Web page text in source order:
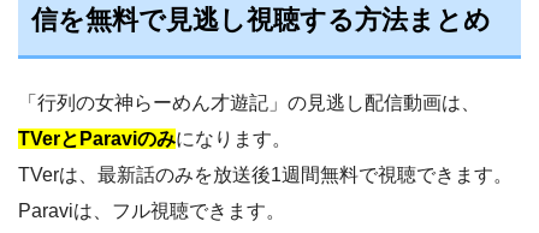
信を無料で見逃し視聴する方法まとめ
「行列の女神らーめん才遊記」の見逃し配信動画は、
TVerとParaviのみになります。
TVerは、最新話のみを放送後1週間無料で視聴できます。
Paraviは、フル視聴できます。